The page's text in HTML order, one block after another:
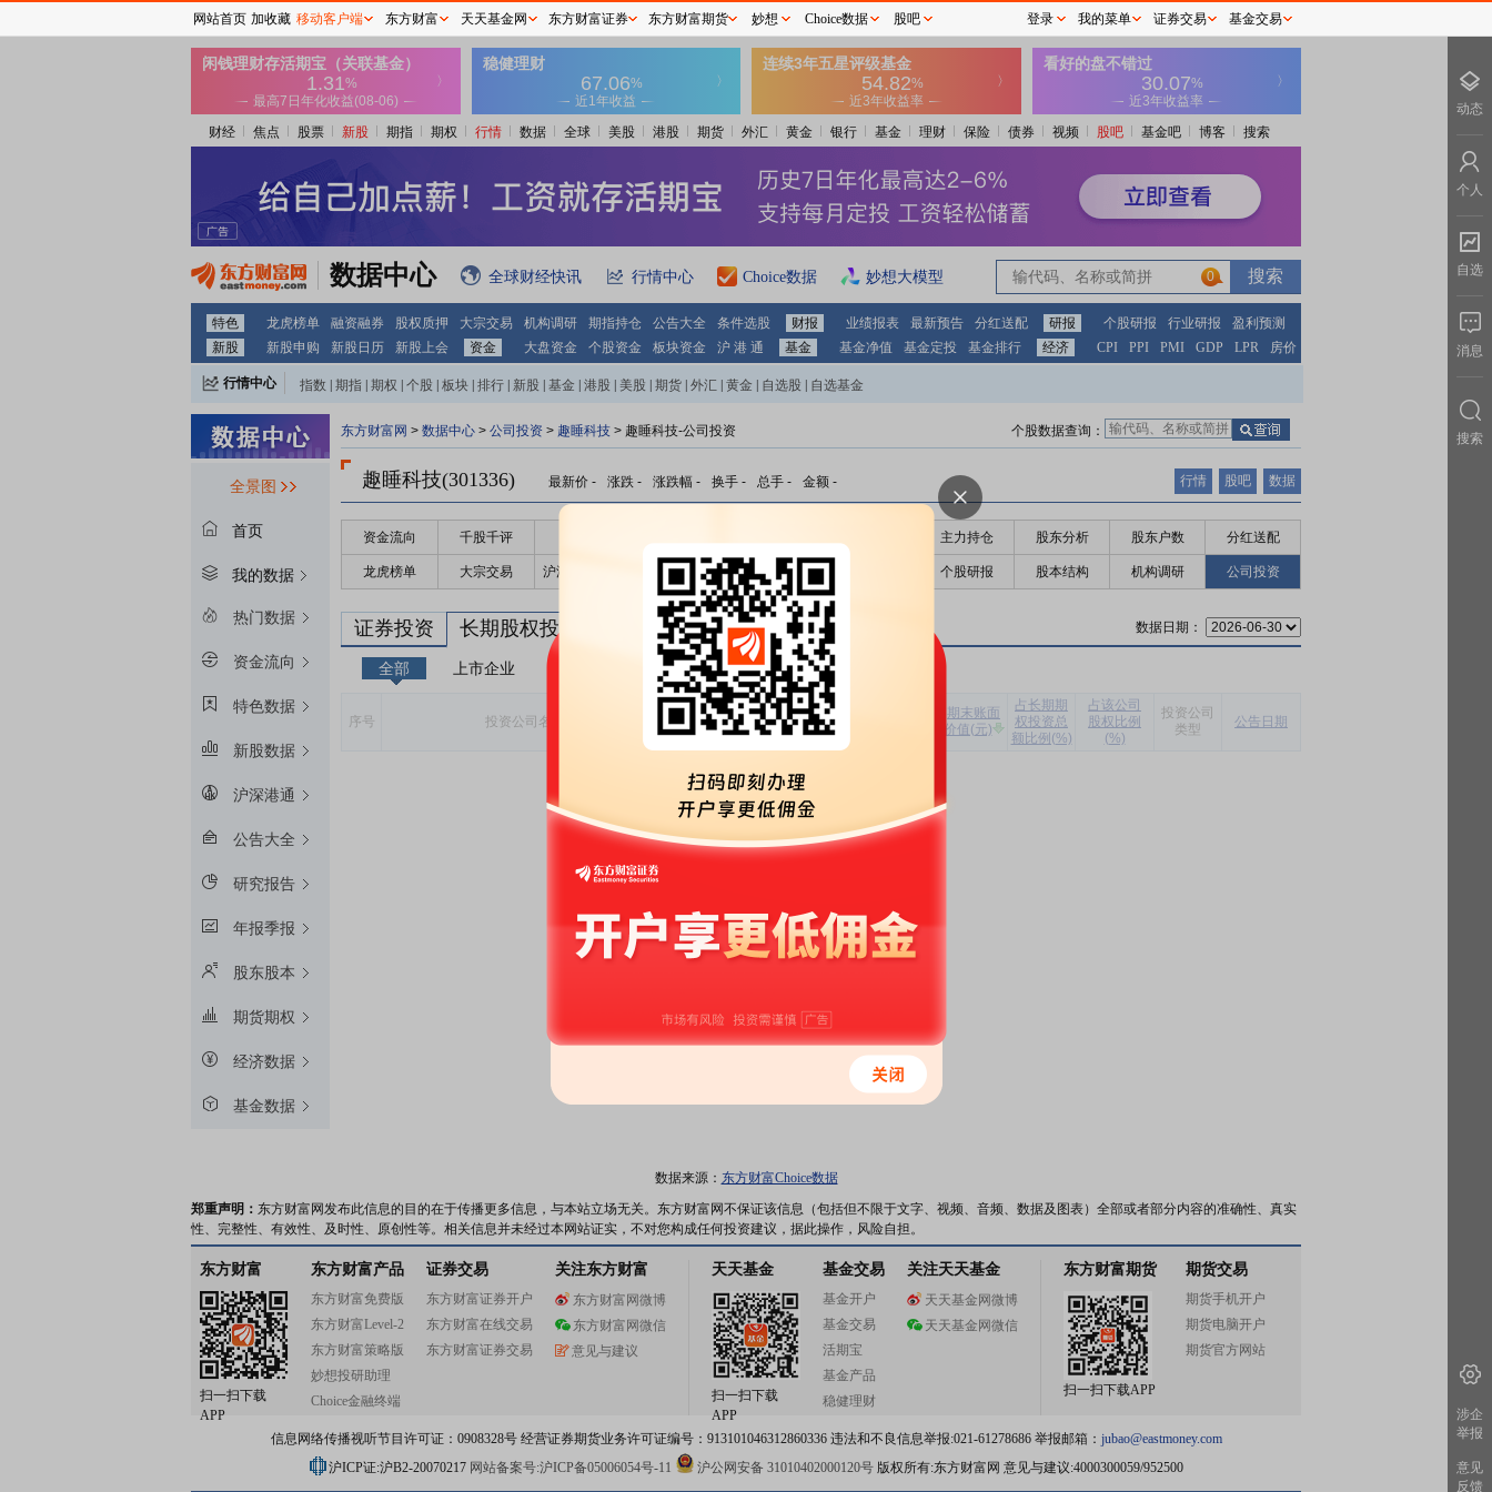
财经 焦点 股票 新股 期指 期权 行情 数据 全球 美股 港股 期货 外汇 黄金 银行 基金 理财 保险 债券 视频 股吧 基金吧 博客 搜索
数据中心 全球财经快讯 行情中心 Choice数据 妙想大模型 0
特色 龙虎榜单 融资融券 股权质押 大宗交易 机构调研 期指持仓 公告大全 条件选股 财报 业绩报表 最新预告 分红送配 研报 个股研报 行业研报
盈利预测
新股
新股申购 新股日历 新股上会 资金 大盘资金 个股资金 板块资金 沪 港 通 基金 基金净值 基金定投 基金排行 经济 CPI PPI PMI GDP LPR 房价
行情中心 指数 期指 期权 个股 板块 排行 新股 基金 港股 美股 期货 外汇 黄金 自选股 自选基金
全景图
首页
我的数据
热门数据
资金流向
特色数据
新股数据
沪深港通
公告大全
研究报告
年报季报
股东股本
期货期权
经济数据
基金数据
东方财富网 > 数据中心 > 公司投资 > 趣睡科技 > 趣睡科技-公司投资 个股数据查询：
趣睡科技(301336) 最新价 - 涨跌 - 涨跌幅 - 换手 - 总手 - 金额 - 行情 股吧 数据
资金流向 千股千评 主力持仓 股东分析 股东户数 分红送配
龙虎榜单 大宗交易 沪深港通持股 融资融券 高管持股 个股研报 股本结构 机构调研 公司投资
证券投资 长期股权投资 数据日期：
全部 上市企业
序号 投资公司名称
初始投资
金额(元)
持股数量
(股)
期初余额
(元)
期末账面
价值(元)
占长期期
权投资总
额比例(%)
占该公司
股权比例
(%)
投资公司
类型
公告日期
数据来源： 东方财富Choice数据
郑重声明： 东方财富网发布此信息的目的在于传播更多信息，与本站立场无关。东方财富网不保证该信息（包括但不限于文字、视频、音频、数据及图表）全部或者部分内容的准确性、真实
性、完整性、有效性、及时性、原创性等。相关信息并未经过本网站证实，不对您构成任何投资建议，据此操作，风险自担。
东方财富
扫一扫下载
APP
东方财富产品
东方财富免费版
东方财富Level-2
东方财富策略版
妙想投研助理
Choice金融终端
证券交易
东方财富证券开户
东方财富在线交易
东方财富证券交易
关注东方财富
东方财富网微博
东方财富网微信
意见与建议
天天基金
扫一扫下载
APP
基金交易
基金开户
基金交易
活期宝
基金产品
稳健理财
关注天天基金
天天基金网微博
天天基金网微信
东方财富期货
扫一扫下载APP
期货交易
期货手机开户
期货电脑开户
期货官方网站
信息网络传播视听节目许可证：0908328号 经营证券期货业务许可证编号：913101046312860336 违法和不良信息举报:021-61278686 举报邮箱： jubao@eastmoney.com
沪ICP证:沪B2-20070217 网站备案号:沪ICP备05006054号-11 沪公网安备 31010402000120号版权所有:东方财富网 意见与建议:4000300059/952500
网站首页 加收藏 移动客户端 东方财富 天天基金网 东方财富证券 东方财富期货 妙想 Choice数据 股吧 登录 我的菜单 证券交易 基金交易
动态
个人
自选
消息
搜索
涉企
举报
意见
反馈